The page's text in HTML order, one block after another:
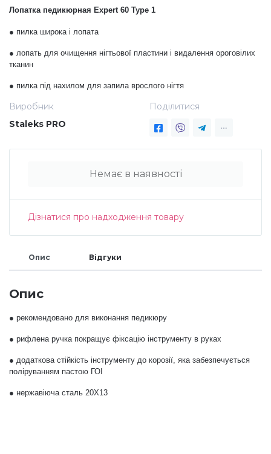
Дезінфекція та стерилізація
Декор для нігтів
Трикутники (каміфубукі)
Наклейки гнучкі лінії
Блискітки (пісок для нігтів)
Блискітки для нігтів
Меланж (цукровий ефект)
Каміфубукі (конфетті)
Слюда
Лопатка педикюрная Expert 60 Type 1
● пилка широка і лопата
● лопать для очищення нігтьової пластини і видалення ороговілих
тканин
● пилка під нахилом для запила врослого нігтя
Виробник
Staleks PRO
Поділитися
Немає в наявності
Дізнатися про надходження товару
Опис Відгуки
Опис
● рекомендовано для виконання педикюру
● рифлена ручка покращує фіксацію інструменту в руках
● додаткова стійкість інструменту до корозії, яка забезпечується
поліруванням пастою ГОІ
● нержавіюча сталь 20Х13